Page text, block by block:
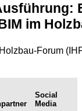
im
Forum
Social
Media